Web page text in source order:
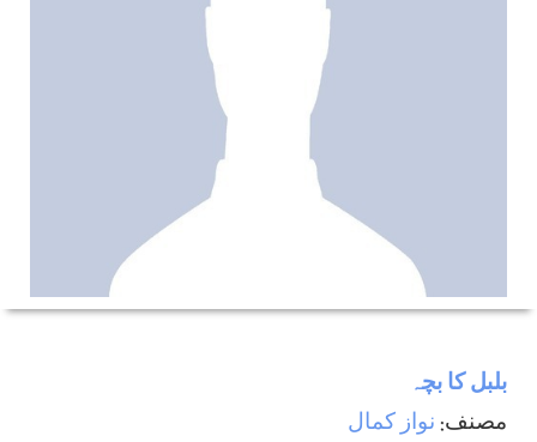
بلبل كا بچہ
مصنف: نواز كمال